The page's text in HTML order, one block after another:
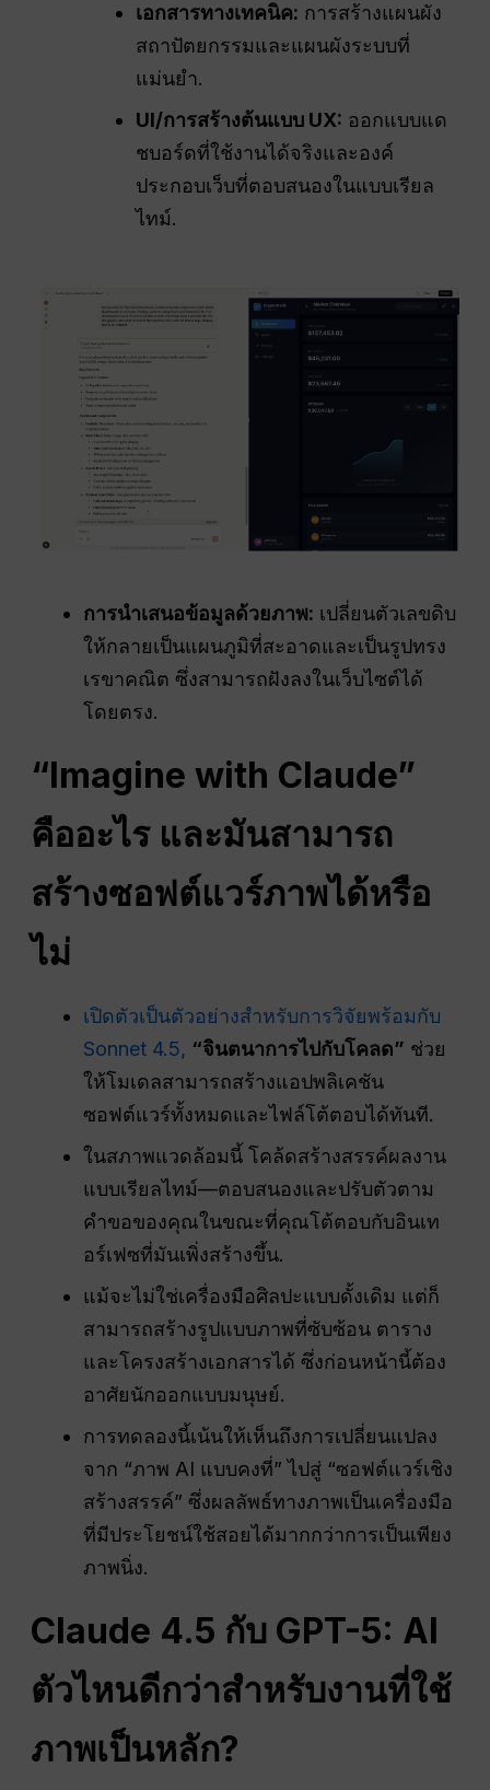
เอกสารทางเทคนิค: การสร้างแผนผัง
สถาปัตยกรรมและแผนผังระบบที่
แม่นยำ.
UI/การสร้างต้นแบบ UX: ออกแบบแด
ชบอร์ดที่ใช้งานได้จริงและองค์
ประกอบเว็บที่ตอบสนองในแบบเรียล
ไทม์.
การนำเสนอข้อมูลด้วยภาพ: เปลี่ยนตัวเลขดิบ
ให้กลายเป็นแผนภูมิที่สะอาดและเป็นรูปทรง
เรขาคณิต ซึ่งสามารถฝังลงในเว็บไซต์ได้
โดยตรง.
“Imagine with Claude”
คืออะไร และมันสามารถ
สร้างซอฟต์แวร์ภาพได้หรือ
ไม่
เปิดตัวเป็นตัวอย่างสำหรับการวิจัยพร้อมกับ
Sonnet 4.5, “จินตนาการไปกับโคลด” ช่วย
ให้โมเดลสามารถสร้างแอปพลิเคชัน
ซอฟต์แวร์ทั้งหมดและไฟล์โต้ตอบได้ทันที.
ในสภาพแวดล้อมนี้ โคล้ดสร้างสรรค์ผลงาน
แบบเรียลไทม์—ตอบสนองและปรับตัวตาม
คำขอของคุณในขณะที่คุณโต้ตอบกับอินเท
อร์เฟซที่มันเพิ่งสร้างขึ้น.
แม้จะไม่ใช่เครื่องมือศิลปะแบบดั้งเดิม แต่ก็
สามารถสร้างรูปแบบภาพที่ซับซ้อน ตาราง
และโครงสร้างเอกสารได้ ซึ่งก่อนหน้านี้ต้อง
อาศัยนักออกแบบมนุษย์.
การทดลองนี้เน้นให้เห็นถึงการเปลี่ยนแปลง
จาก “ภาพ AI แบบคงที่” ไปสู่ “ซอฟต์แวร์เชิง
สร้างสรรค์” ซึ่งผลลัพธ์ทางภาพเป็นเครื่องมือ
ที่มีประโยชน์ใช้สอยได้มากกว่าการเป็นเพียง
ภาพนิ่ง.
Claude 4.5 กับ GPT-5: AI
ตัวไหนดีกว่าสำหรับงานที่ใช้
ภาพเป็นหลัก?